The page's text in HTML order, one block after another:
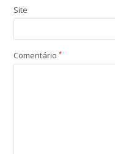
Site
Comentário*